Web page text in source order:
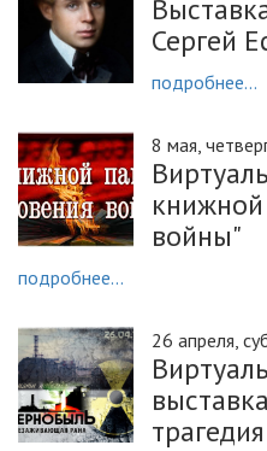
Сергей
подробнее...
8 мая,
войны"
подробнее...
26 апреля,